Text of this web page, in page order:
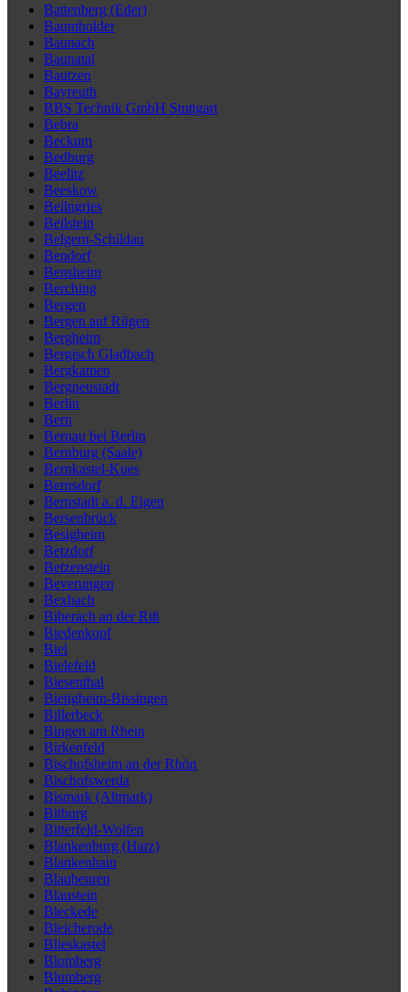
Battenberg (Eder)
Baumholder
Baunach
Baunatal
Bautzen
Bayreuth
BBS Technik GmbH Stuttgart
Bebra
Beckum
Bedburg
Beelitz
Beeskow
Beilngries
Beilstein
Belgern-Schildau
Bendorf
Bensheim
Berching
Bergen
Bergen auf Rügen
Bergheim
Bergisch Gladbach
Bergkamen
Bergneustadt
Berlin
Bern
Bernau bei Berlin
Bernburg (Saale)
Bernkastel-Kues
Bernsdorf
Bernstadt a. d. Eigen
Bersenbrück
Besigheim
Betzdorf
Betzenstein
Beverungen
Bexbach
Biberach an der Riß
Biedenkopf
Biel
Bielefeld
Biesenthal
Bietigheim-Bissingen
Billerbeck
Bingen am Rhein
Birkenfeld
Bischofsheim an der Rhön
Bischofswerda
Bismark (Altmark)
Bitburg
Bitterfeld-Wolfen
Blankenburg (Harz)
Blankenhain
Blaubeuren
Blaustein
Bleckede
Bleicherode
Blieskastel
Blomberg
Blumberg